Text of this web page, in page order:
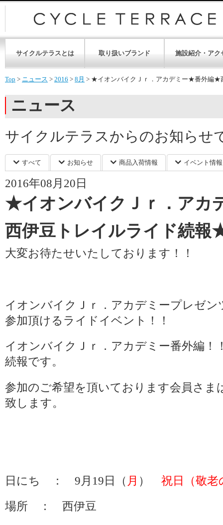
サイクルテラスとは 取り扱いブランド 施設紹介・アク
Top > ニュース > 2016 > 8月 > ★イオンバイクＪｒ．アカデミー★番外編★
ニュース
サイクルテラスからのお知らせ
すべて お知らせ 商品入荷情報 イベント情報
2016年08月20日
★イオンバイクＪｒ．ア
西伊豆トレイルライド続報
大変お待たせいたしております！！
イオンバイクＪｒ．アカデミープレゼ
参加頂けるライドイベント！！
イオンバイクＪｒ．アカデミー番外編！
続報です。
参加のご希望を頂いております会員さま
致します。
日にち ： 9月19日（ 月 ） 祝日（敬老
場所 ： 西伊豆